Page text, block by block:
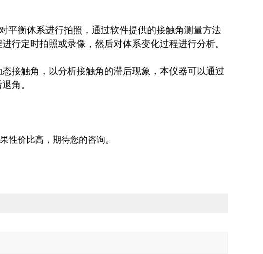
平衡体系进行拍照，通过软件提供的接触角测量方法
行定时拍照或录像，然后对体系变化过程进行分析。
接触角，以分析接触角的滞后现象，本仪器可以通过
角。
性价比高，期待您的咨询。